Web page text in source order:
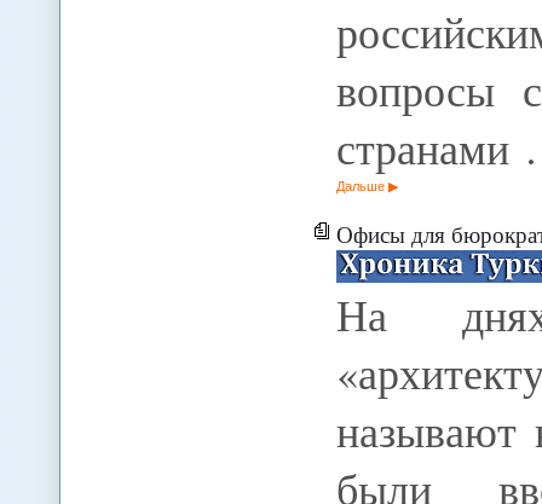
вопросы
Дальше
Офисы для
На днях
называют
были